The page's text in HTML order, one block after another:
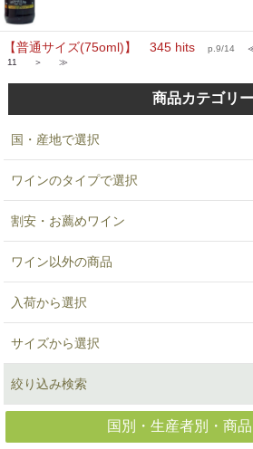
【普通サイズ(75oml)】 345 hitsp.9/14
11
＞ ≫
商品カテゴリー
国・産地で選択
ワインのタイプで選択
割安・お薦めワイン
ワイン以外の商品
入荷から選択
サイズから選択
絞り込み検索
国別・生産者別・商品